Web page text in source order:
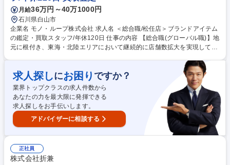
月給36万円～40万1000円
石川県白山市
企業名 モノ・ループ株式会社 求人名 ＜総合職/松任店＞ブランドアイテム
の鑑定・買取スタッフ/年休120日 仕事の内容 【総合職(グローバル職)】地
元に根付き、東海・北陸エリアにおいて継続的に店舗数拡大を実現してい
営における業務全般(シフト管理及びメンバーマネジメント) ■お客様対応:
ご来店のお客様が持ち込んだ商品の買取査定をお任せ！ 【買取商材】ポケ
モンカード/ブランド品/古美術品など 【当社の大事にする価値観】品物を
買取るだけでなく〈お客様の品物への想いや思い出も伺い気持ちを整理し
ていただいたうえで買取る〉ことを大切にしています。 募集職種 ＜総合
職/松任店＞ブランドアイテムの鑑定・買取スタッフ/年休120日
求人探しにお困り ですか？
業界トップクラスの求人件数から
あなたの力を最大限に発揮できる
求人探しをお手伝いします。
アドバイザーに相談する
正社員
株式会社折兼